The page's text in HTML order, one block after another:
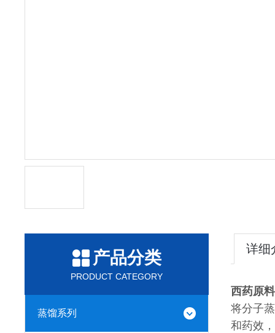
产品分类
PRODUCT CATEGORY
蒸馏系列
详细
西药原
将分子
和药效